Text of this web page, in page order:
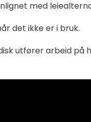
med
det ikke er i bruk.
utfører arbeid på